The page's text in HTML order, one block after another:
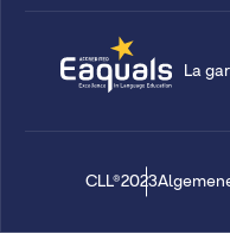
La
CLL®2023